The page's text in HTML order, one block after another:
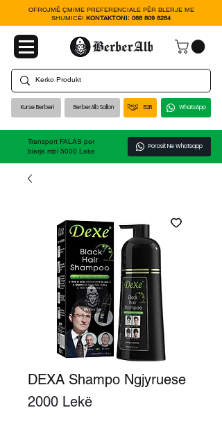
OFROJMË ÇMIME PREFERENCIALE PËR BLERJE ME
SHUMICË! KONTAKTONI: 068 809 8284
Kurse Berberi BerberAlb Sallon B2B WhatsApp
Transport FALAS per
blerje mbi 5000 Leke
Porosit Ne Whatsapp
DEXA Shampo Ngjyruese
2000 LekëPrice